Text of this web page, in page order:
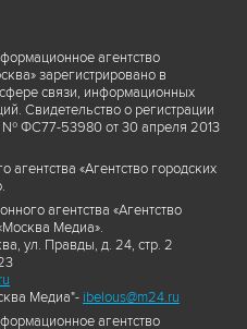
агентство
зарегистрировано в
связи, информационных
Свидетельство о регистрации
№ ФС77-53980 от 30 апреля 2013
«Агентство городских
агентства «Агентство
Медиа».
ул. Правды, д. 24, стр. 2
Медиа"- ibelous@m24.ru
агентство